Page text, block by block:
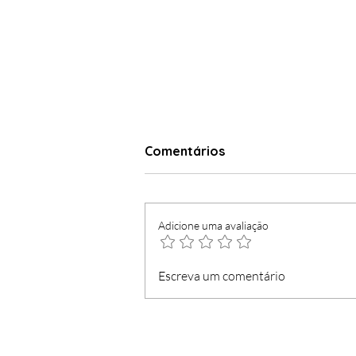
Dia do Funchal mais
democrático e véspera
Comentários
Adicione uma avaliação
Escreva um comentário